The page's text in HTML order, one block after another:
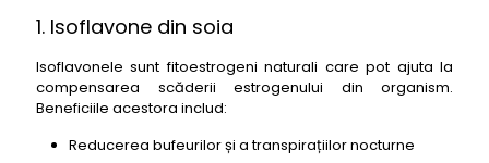
1. Isoflavone din soia
Isoflavonele sunt fitoestrogeni naturali care pot ajuta la
compensarea scăderii estrogenului din organism.
Beneficiile acestora includ:
Reducerea bufeurilor și a transpirațiilor nocturne